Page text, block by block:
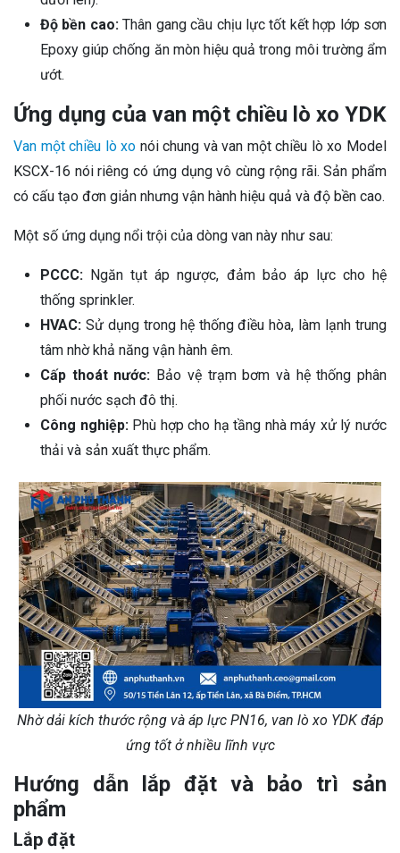
Độ bền cao:Thân gang cầu chịu lực tốt kết hợp lớp sơn
Epoxy giúp chống ăn mòn hiệu quả trong môi trường ẩm
ướt.
Ứng dụng của van một chiều lò xo YDK
Van một chiều lò xo nói chung và van một chiều lò xo Model
KSCX-16 nói riêng có ứng dụng vô cùng rộng rãi. Sản phẩm
có cấu tạo đơn giản nhưng vận hành hiệu quả và độ bền cao.
Một số ứng dụng nổi trội của dòng van này như sau:
PCCC: Ngăn tụt áp ngược, đảm bảo áp lực cho hệ
thống sprinkler.
HVAC: Sử dụng trong hệ thống điều hòa, làm lạnh trung
tâm nhờ khả năng vận hành êm.
Cấp thoát nước: Bảo vệ trạm bơm và hệ thống phân
phối nước sạch đô thị.
Công nghiệp:Phù hợp cho hạ tầng nhà máy xử lý nước
thải và sản xuất thực phẩm.
Nhờ dải kích thước rộng và áp lực PN16, van lò xo YDK đáp
ứng tốt ở nhiều lĩnh vực
Hướng dẫn lắp đặt và bảo trì sản
phẩm
Lắp đặt